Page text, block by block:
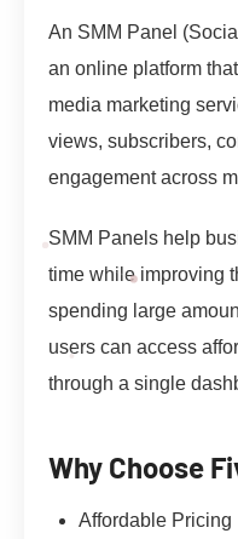
An SMM Panel
an online platform
media marketing
views, subscribers,
engagement across
SMM Panels help
time while improving
spending large
users can access
through a single
Why Choose
Affordable Pricing